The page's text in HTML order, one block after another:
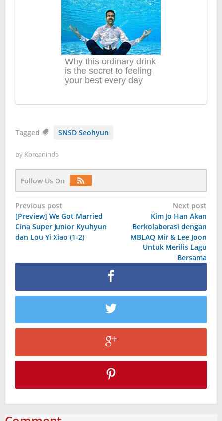
Tagged SNSD Seohyun
by Koreanindo
Follow Us On
Post
navigation
Previous post
[Preview] We Got Married
Cina Super Junior Kyuhyun
dan Lou Yi Xiao (1-2)
Next post
Kim Jo Han Akan
Berkolaborasi dengan
MBLAQ Mir & Lee Joon
Untuk Merilis Lagu
Bersama